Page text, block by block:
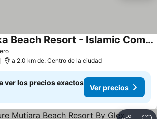
Mutiara Melaka Beach Resort - Islamic Compliance Only
a 2.0 km de: Centro de la ciudad
ver los precios exactos
Ver precios